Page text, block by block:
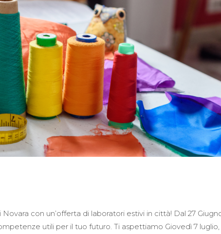
con un’offerta di laboratori estivi in città! Dal 27
utili per il tuo futuro. Ti aspettiamo Giovedì 7 luglio,